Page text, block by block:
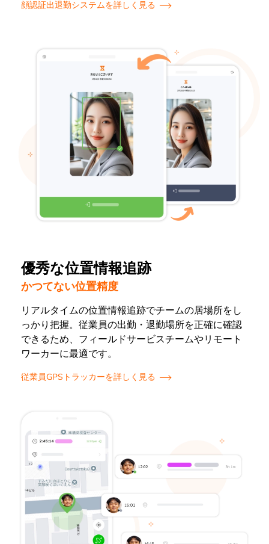
顔認証出退勤システムを詳しく見る
優秀な位置情報追跡
かつてない位置精度
リアルタイムの位置情報追跡でチームの居場所をし
っかり把握。従業員の出勤・退勤場所を正確に確認
できるため、フィールドサービスチームやリモート
ワーカーに最適です。
従業員GPSトラッカーを詳しく見る